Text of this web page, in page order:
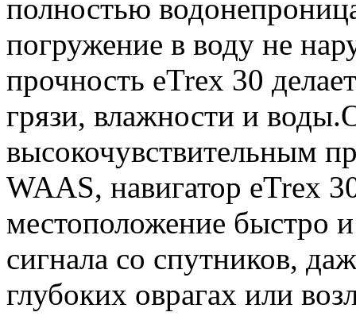
полностью
погружение в воду не
прочность eTrex 30
грязи, влажности и
высокочувствительным
WAAS, навигатор eTrex
местоположение быстро
сигнала со спутников,
глубоких оврагах или